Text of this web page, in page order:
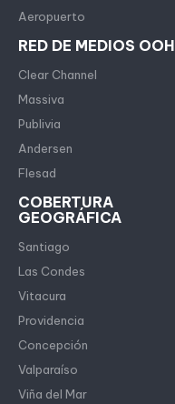
Aeropuerto
RED DE MEDIOS OOH
Clear Channel
Massiva
Publivia
Andersen
Flesad
COBERTURA
GEOGRÁFICA
Santiago
Las Condes
Vitacura
Providencia
Concepción
Valparaíso
Viña del Mar